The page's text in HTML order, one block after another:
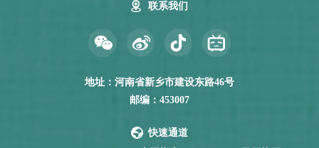
联系我们
地址：河南省新乡市建设东路46号
邮编：453007
快速通道